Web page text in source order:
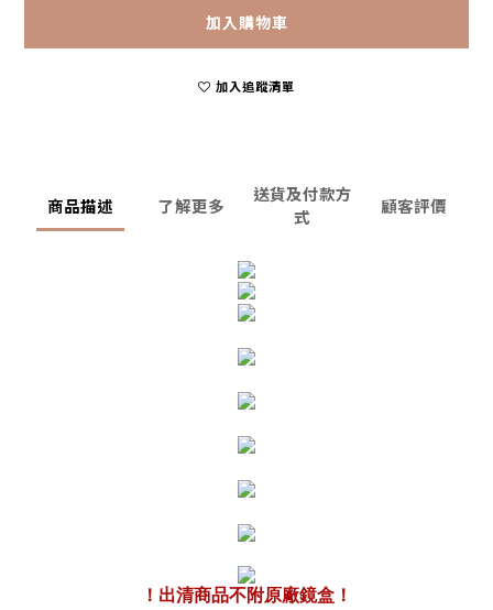
加入購物車
加入追蹤清單
商品描述 了解更多
送貨及付款方
式
顧客評價
！出清商品不附原廠鏡盒！